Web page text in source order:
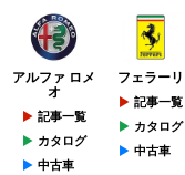
アルファ ロメ
オ
記事一覧
カタログ
中古車
フェラーリ
記事一覧
カタログ
中古車